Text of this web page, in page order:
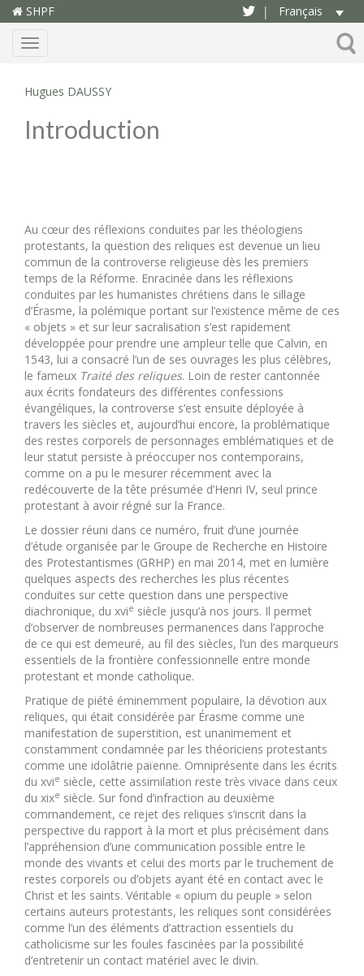
SHPF | Français
Menu
Hugues DAUSSY
Introduction
Au cœur des réflexions conduites par les théologiens
protestants, la question des reliques est devenue un lieu
commun de la controverse religieuse dès les premiers
temps de la Réforme. Enracinée dans les réflexions
conduites par les humanistes chrétiens dans le sillage
d’Érasme, la polémique portant sur l’existence même de ces
« objets » et sur leur sacralisation s’est rapidement
développée pour prendre une ampleur telle que Calvin, en
1543, lui a consacré l’un de ses ouvrages les plus célèbres,
le fameux Traité des reliques. Loin de rester cantonnée
aux écrits fondateurs des différentes confessions
évangéliques, la controverse s’est ensuite déployée à
travers les siècles et, aujourd’hui encore, la problématique
des restes corporels de personnages emblématiques et de
leur statut persiste à préoccuper nos contemporains,
comme on a pu le mesurer récemment avec la
redécouverte de la tête présumée d’Henri IV, seul prince
protestant à avoir régné sur la France.
Le dossier réuni dans ce numéro, fruit d’une journée
d’étude organisée par le Groupe de Recherche en Histoire
des Protestantismes (GRHP) en mai 2014, met en lumière
quelques aspects des recherches les plus récentes
conduites sur cette question dans une perspective
diachronique, du xvie siècle jusqu’à nos jours. Il permet
d’observer de nombreuses permanences dans l’approche
de ce qui est demeuré, au fil des siècles, l’un des marqueurs
essentiels de la frontière confessionnelle entre monde
protestant et monde catholique.
Pratique de piété éminemment populaire, la dévotion aux
reliques, qui était considérée par Érasme comme une
manifestation de superstition, est unanimement et
constamment condamnée par les théoriciens protestants
comme une idolâtrie païenne. Omniprésente dans les écrits
du xvie siècle, cette assimilation reste très vivace dans ceux
du xixe siècle. Sur fond d’infraction au deuxième
commandement, ce rejet des reliques s’inscrit dans la
perspective du rapport à la mort et plus précisément dans
l’appréhension d’une communication possible entre le
monde des vivants et celui des morts par le truchement de
restes corporels ou d’objets ayant été en contact avec le
Christ et les saints. Véritable « opium du peuple » selon
certains auteurs protestants, les reliques sont considérées
comme l’un des éléments d’attraction essentiels du
catholicisme sur les foules fascinées par la possibilité
d’entretenir un contact matériel avec le divin.